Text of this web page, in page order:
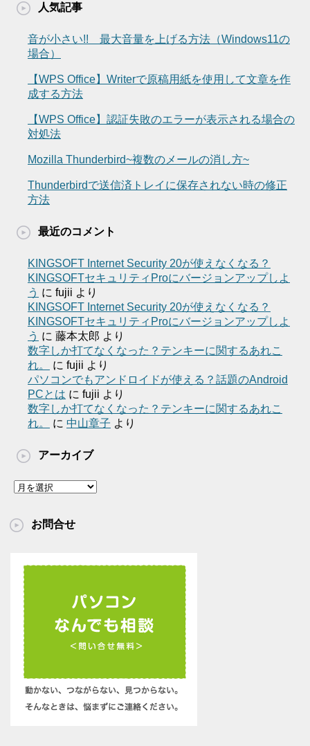
人気記事
音が小さい!! 最大音量を上げる方法（Windows11の
場合）
【WPS Office】Writerで原稿用紙を使用して文章を作
成する方法
【WPS Office】認証失敗のエラーが表示される場合の
対処法
Mozilla Thunderbird~複数のメールの消し方~
Thunderbirdで送信済トレイに保存されない時の修正
方法
最近のコメント
KINGSOFT Internet Security 20が使えなくなる？
KINGSOFTセキュリティProにバージョンアップしよ
う に fujii より
KINGSOFT Internet Security 20が使えなくなる？
KINGSOFTセキュリティProにバージョンアップしよ
う に 藤本太郎 より
数字しか打てなくなった？テンキーに関するあれこ
れ。
に fujii より
パソコンでもアンドロイドが使える？話題のAndroid
PCとは に fujii より
数字しか打てなくなった？テンキーに関するあれこ
れ。
に 中山章子 より
アーカイブ
ア
イ
お問合せ